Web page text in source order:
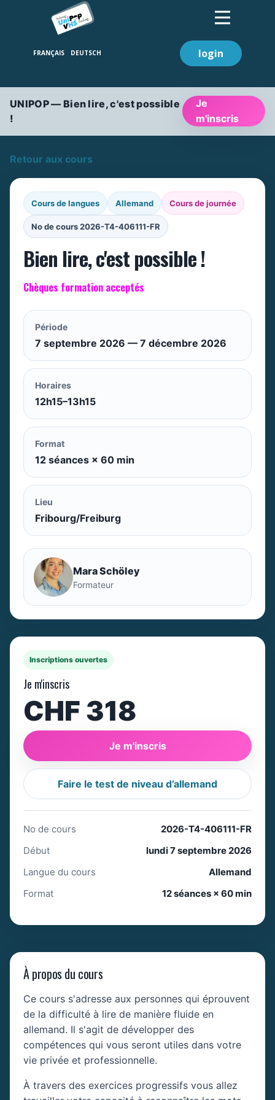
login
UNIPOP — Bien lire, c'est possible
!
Je
m'inscris
Retour aux cours
Cours de langues Allemand Cours de journée
No de cours 2026-T4-406111-FR
Bien lire, c'est possible !
Chèques formation acceptés
Période
7 septembre 2026 — 7 décembre 2026
Horaires
12h15–13h15
Format
12 séances × 60 min
Lieu
Fribourg/Freiburg
Mara Schöley
Formateur
Inscriptions ouvertes
Je m'inscris
CHF 318
Je m'inscris
Faire le test de niveau d’allemand
No de cours
2026-T4-406111-FR
Début
lundi 7 septembre 2026
Langue du cours
Allemand
Format
12 séances × 60 min
À propos du cours
Ce cours s'adresse aux personnes qui éprouvent
de la difficulté à lire de manière fluide en
allemand. Il s'agit de développer des
compétences qui vous seront utiles dans votre
vie privée et professionnelle.
À travers des exercices progressifs vous allez